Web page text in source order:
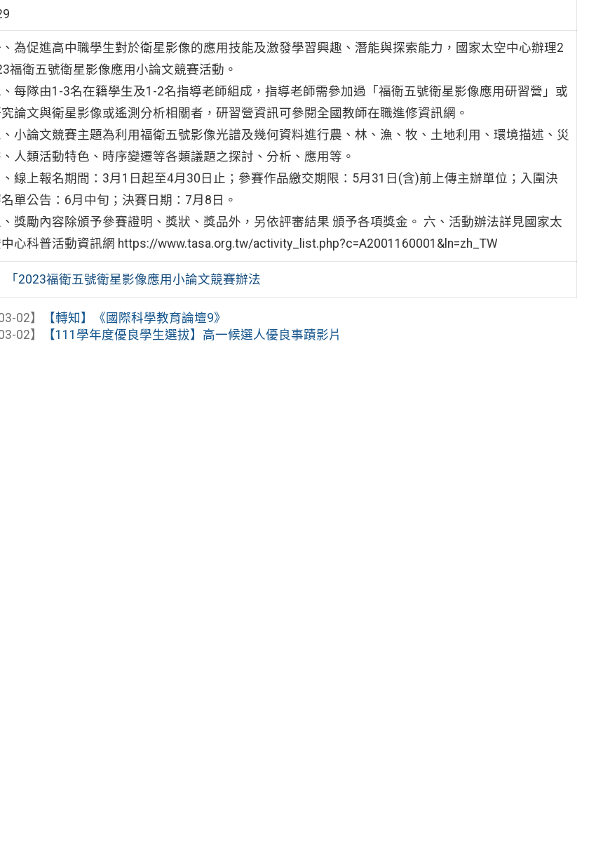
為促進高中職學生對於衛星影像的應用技能及激發學習興趣、潛能與探索能力，國家太空中心辦理2
福衛五號衛星影像應用小論文競賽活動。
每隊由1-3名在籍學生及1-2名指導老師組成，指導老師需參加過「福衛五號衛星影像應用研習營」或
論文與衛星影像或遙測分析相關者，研習營資訊可參閱全國教師在職進修資訊網。
、小論文競賽主題為利用福衛五號影像光譜及幾何資料進行農、林、漁、牧、土地利用、環境描述、災
人類活動特色、時序變遷等各類議題之探討、分析、應用等。
線上報名期間：3月1日起至4月30日止；參賽作品繳交期限：5月31日(含)前上傳主辦單位；入圍決
單公告：6月中旬；決賽日期：7月8日。
、獎勵內容除頒予參賽證明、獎狀、獎品外，另依評審結果 頒予各項獎金。 六、活動辦法詳見國家太
心科普活動資訊網 https://www.tasa.org.tw/activity_list.php?c=A2001160001&ln=zh_TW
「2023福衛五號衛星影像應用小論文競賽辦法
02】
【轉知】《國際科學教育論壇9》
02】
【111學年度優良學生選拔】高一候選人優良事蹟影片